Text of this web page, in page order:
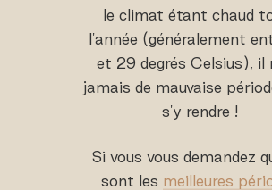
le climat étant chaud
l'année (généralement
et 29 degrés Celsius), il
jamais de mauvaise
s'y rendre !
Si vous vous demandez
sont les meilleures